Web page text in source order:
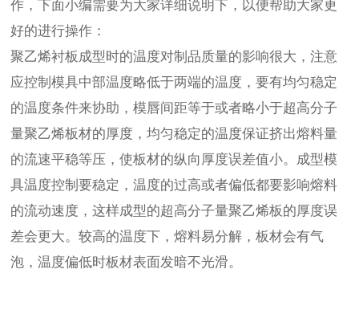
作，下面小编需要为大家详细说明下，以便帮助大家更
好的进行操作：
聚乙烯衬板成型时的温度对制品质量的影响很大，注意
应控制模具中部温度略低于两端的温度，要有均匀稳定
的温度条件来协助，模唇间距等于或者略小于超高分子
量聚乙烯板材的厚度，均匀稳定的温度保证挤出熔料量
的流速平稳等压，使板材的纵向厚度误差值小。成型模
具温度控制要稳定，温度的过高或者偏低都要影响熔料
的流动速度，这样成型的超高分子量聚乙烯板的厚度误
差会更大。较高的温度下，熔料易分解，板材会有气
泡，温度偏低时板材表面发暗不光滑。